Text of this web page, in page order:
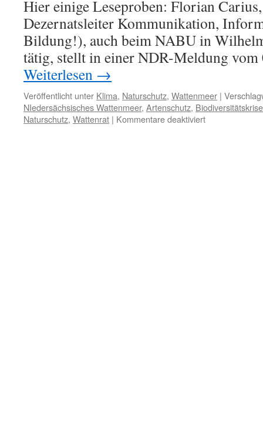
Hier einige Leseproben: Florian
Dezernatsleiter Kommunikation,
Bildung!), auch beim NABU in
tätig, stellt in einer NDR-Meldung vom
Weiterlesen →
Veröffentlicht unter Klima, Naturschutz, Wattenmeer |
NIedersächsisches Wattenmeer, Artenschutz, Biodiversitätskrise
Naturschutz, Wattenrat | Kommentare deaktiviertfür